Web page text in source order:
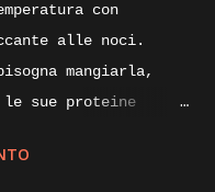
con
alle noci.
mangiarla,
sue proteine
da me